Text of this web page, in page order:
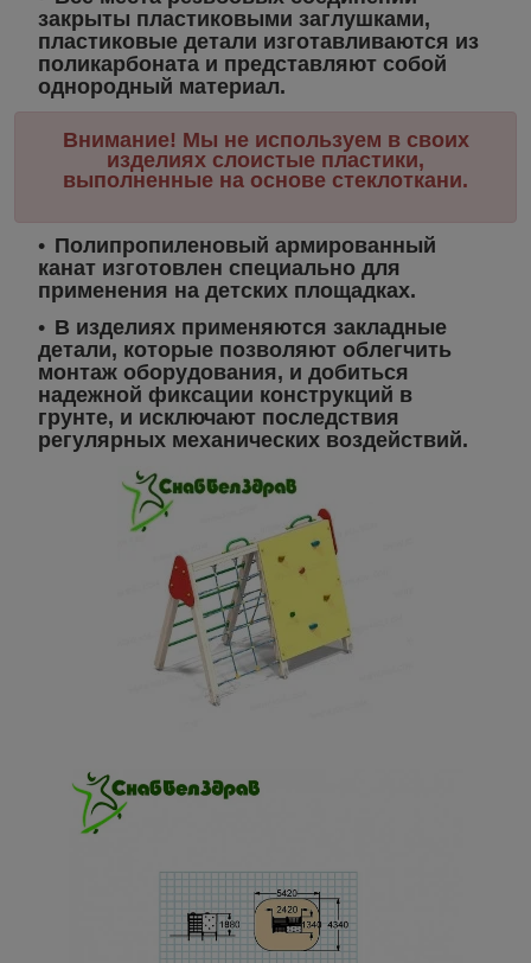
закрыты пластиковыми заглушками,
пластиковые детали изготавливаются из
поликарбоната и представляют собой
однородный материал.
Внимание! Мы не используем в своих
изделиях слоистые пластики,
выполненные на основе стеклоткани.
Полипропиленовый армированный
канат изготовлен специально для
применения на детских площадках.
В изделиях применяются закладные
детали, которые позволяют облегчить
монтаж оборудования, и добиться
надежной фиксации конструкций в
грунте, и исключают последствия
регулярных механических воздействий.